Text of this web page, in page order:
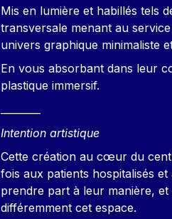
Contenu
Mis en lumière et habillés tels
transversale menant au
univers graphique minimaliste
En vous absorbant dans leur
plastique immersif.
Intention artistique
Cette création au cœur du
fois aux patients hospitalisés
prendre part à leur manière,
différemment cet espace.